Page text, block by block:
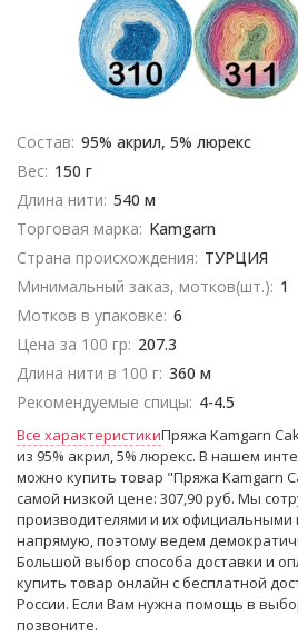
Состав: 95% акрил, 5% люрекс
Вес: 150 г
Длина нити: 540 м
Торговая марка: Kamgarn
Страна происхождения: ТУРЦИЯ
Минимальный заказ, мотков(шт.): 1
Мотков в упаковке: 6
Цена за 100 гр: 207.3
Длина нити в 100 г: 360 м
Рекомендуемые спицы: 4-4.5
Все характеристикиПряжа Kamgarn
из 95% акрил, 5% люрекс. В нашем
можно купить товар "Пряжа Kamgarn
самой низкой цене: 307,90 руб. Мы
производителями и их официальными
напрямую, поэтому ведем
Большой выбор способа доставки и
купить товар онлайн с бесплатной
России. Если Вам нужна помощь в
позвоните.